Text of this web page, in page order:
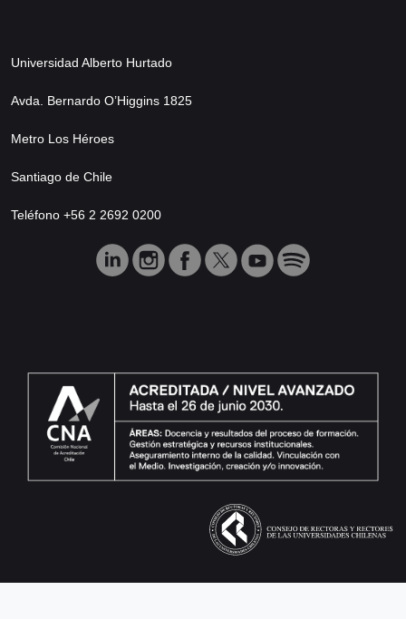
Universidad Alberto Hurtado
Avda. Bernardo O’Higgins 1825
Metro Los Héroes
Santiago de Chile
Teléfono +56 2 2692 0200